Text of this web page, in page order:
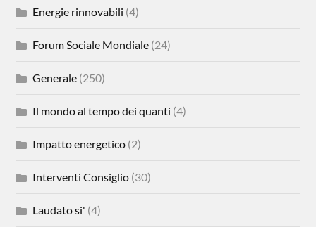
Energie rinnovabili (4)
Forum Sociale Mondiale (24)
Generale (250)
Il mondo al tempo dei quanti (4)
Impatto energetico (2)
Interventi Consiglio (30)
Laudato si' (4)